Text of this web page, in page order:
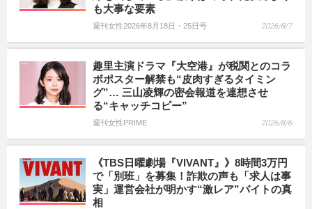
も大事な要素
週刊女性2026年8月18日・25日号 2026/8/7
趣里主演ドラマ『大空港』が税関とのコラ
ボポスター解禁も“皮肉すぎるタイミン
グ”… 三山凌輝の密会報道を連想させ
る“キャッチコピー”
週刊女性PRIME 2026/8/6
《TBS日曜劇場『VIVANT』》8時間3万円
で「別班」を募集！詐欺の声も「求人は事
実」運営会社が明かす“激レア”バイトの真
相